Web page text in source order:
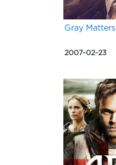
Gray Matters
2007-02-23